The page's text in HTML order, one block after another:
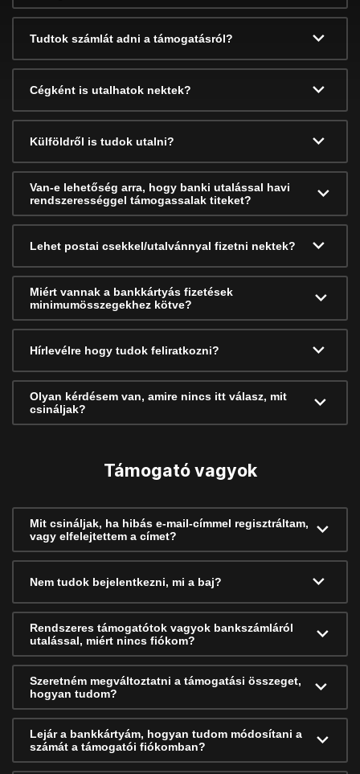
Tudtok számlát adni a támogatásról?
Cégként is utalhatok nektek?
Külföldről is tudok utalni?
Van-e lehetőség arra, hogy banki utalással havi
rendszerességgel támogassalak titeket?
Lehet postai csekkel/utalvánnyal fizetni nektek?
Miért vannak a bankkártyás fizetések
minimumösszegekhez kötve?
Hírlevélre hogy tudok feliratkozni?
Olyan kérdésem van, amire nincs itt válasz, mit
csináljak?
Támogató vagyok
Mit csináljak, ha hibás e-mail-címmel regisztráltam,
vagy elfelejtettem a címet?
Nem tudok bejelentkezni, mi a baj?
Rendszeres támogatótok vagyok bankszámláról
utalással, miért nincs fiókom?
Szeretném megváltoztatni a támogatási összeget,
hogyan tudom?
Lejár a bankkártyám, hogyan tudom módosítani a
számát a támogatói fiókomban?